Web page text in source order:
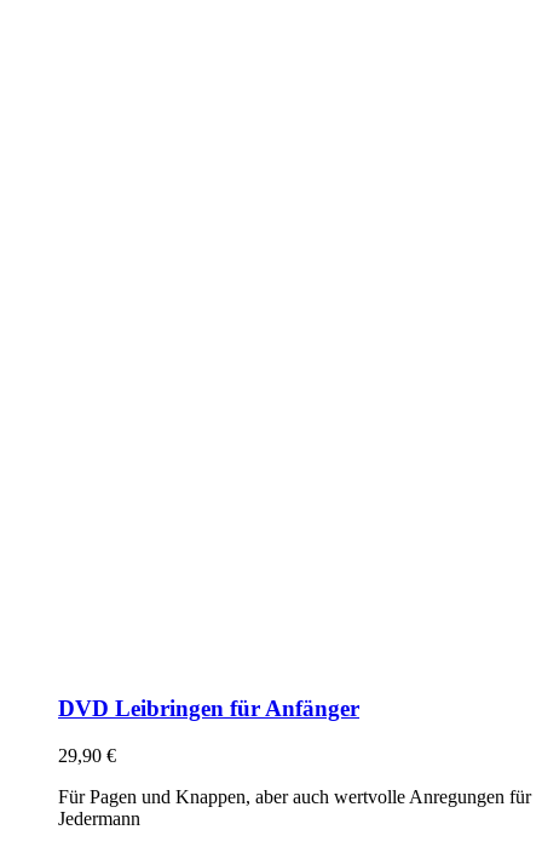
DVD Leibringen für Anfänger
29,90 €
Für Pagen und Knappen, aber auch wertvolle Anregungen für
Jedermann